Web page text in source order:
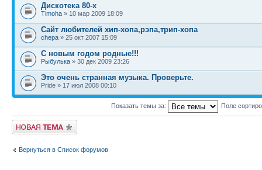
Дискотека 80-х
Timoha » 10 мар 2009 18:09
Сайт любителей хип-хопа,рэпа,трип-хопа
chepa » 25 окт 2007 15:09
С новым годом родные!!!
Рыбулька » 30 дек 2009 23:26
Это очень странная музыка. Проверьте.
Pride » 17 июл 2008 00:10
Показать темы за: Поле
Новая тема
Вернуться в Список форумов